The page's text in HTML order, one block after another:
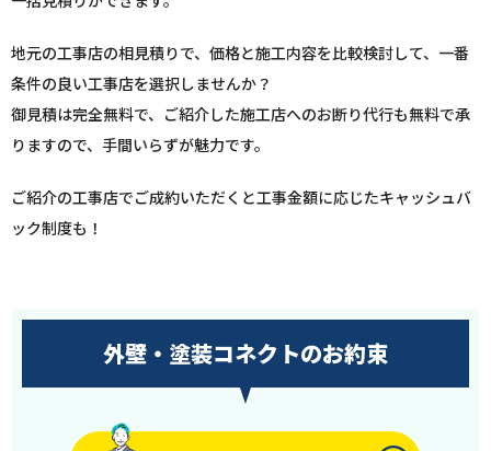
地元の工事店の相見積りで、価格と施工内容を比較検討して、一番
条件の良い工事店を選択しませんか？
御見積は完全無料で、ご紹介した施工店へのお断り代行も無料で承
りますので、手間いらずが魅力です。
ご紹介の工事店でご成約いただくと工事金額に応じたキャッシュバ
ック制度も！
外壁・塗装コネクトのお約束